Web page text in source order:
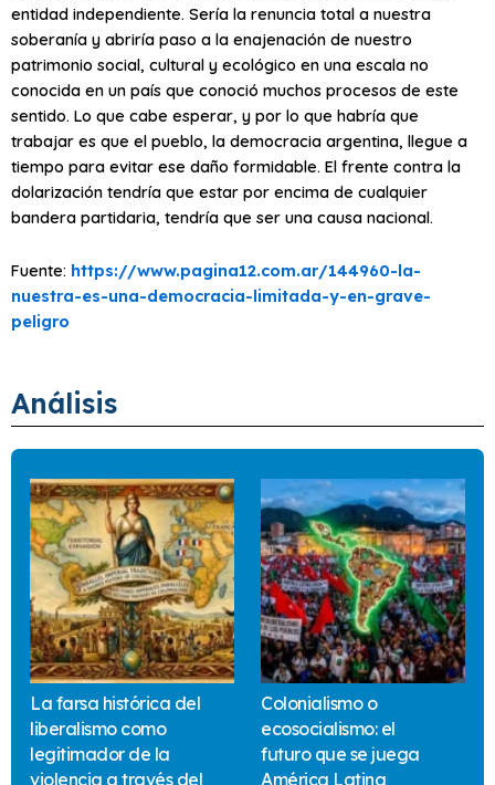
entidad independiente. Sería la renuncia total a nuestra
soberanía y abriría paso a la enajenación de nuestro
patrimonio social, cultural y ecológico en una escala no
conocida en un país que conoció muchos procesos de este
sentido. Lo que cabe esperar, y por lo que habría que
trabajar es que el pueblo, la democracia argentina, llegue a
tiempo para evitar ese daño formidable. El frente contra la
dolarización tendría que estar por encima de cualquier
bandera partidaria, tendría que ser una causa nacional.
Fuente: https://www.pagina12.com.ar/144960-la-
nuestra-es-una-democracia-limitada-y-en-grave-
peligro
Análisis
La farsa histórica del
liberalismo como
legitimador de la
violencia a través del
Colonialismo o
ecosocialismo: el
futuro que se juega
América Latina